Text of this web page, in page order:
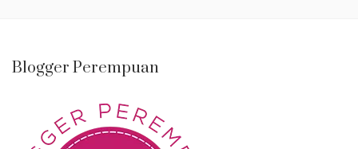
Blogger Perempuan